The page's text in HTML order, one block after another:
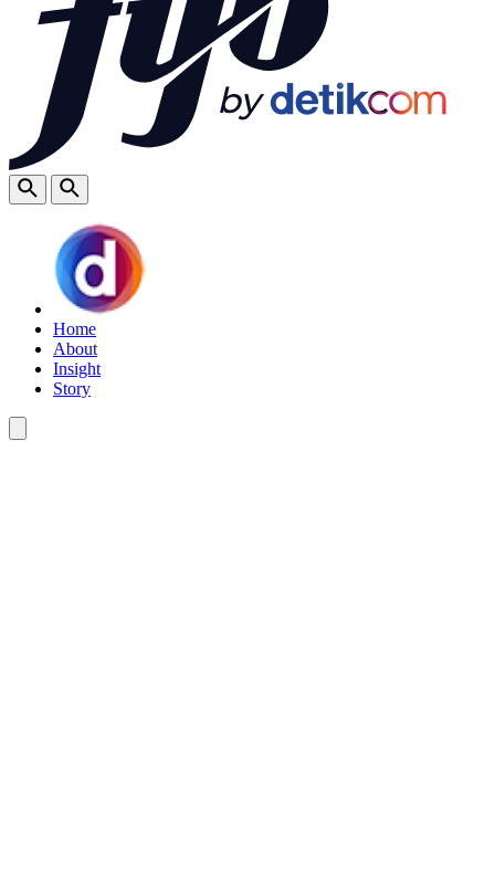
Home
About
Insight
Story